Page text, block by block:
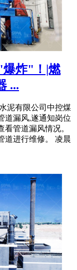
爆炸"！|燃
...
泥有限公司中控煤
道漏风,遂通知岗位
管道漏风情况。
道进行维修。 凌晨